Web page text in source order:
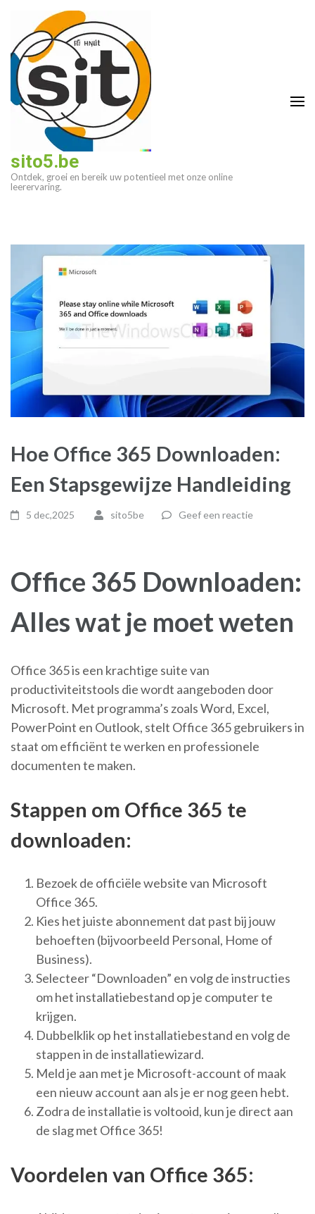
inhoud
(druk
enter)
sito5.be
Ontdek, groei en bereik uw potentieel met onze online
leerervaring.
Hoe Office 365 Downloaden:
Een Stapsgewijze Handleiding
5 dec,2025 sito5be Geef een reactie
Office 365 Downloaden:
Alles wat je moet weten
Office 365 is een krachtige suite van
productiviteitstools die wordt aangeboden door
Microsoft. Met programma’s zoals Word, Excel,
PowerPoint en Outlook, stelt Office 365 gebruikers in
staat om efficiënt te werken en professionele
documenten te maken.
Stappen om Office 365 te
downloaden:
Bezoek de officiële website van Microsoft
Office 365.
Kies het juiste abonnement dat past bij jouw
behoeften (bijvoorbeeld Personal, Home of
Business).
Selecteer “Downloaden” en volg de instructies
om het installatiebestand op je computer te
krijgen.
Dubbelklik op het installatiebestand en volg de
stappen in de installatiewizard.
Meld je aan met je Microsoft-account of maak
een nieuw account aan als je er nog geen hebt.
Zodra de installatie is voltooid, kun je direct aan
de slag met Office 365!
Voordelen van Office 365: